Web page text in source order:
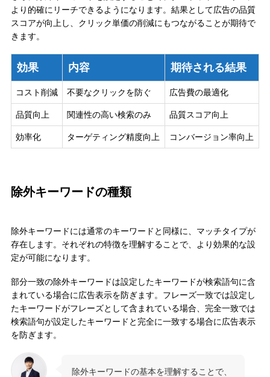
より的確にリーチできるようになります。結果として広告の品質
スコアが向上し、クリック単価の削減にもつながることが期待で
きます。
効果 内容 期待される結果
コスト削減 不要なクリックを防ぐ 広告費の最適化
品質向上 関連性の高い検索のみ 品質スコア向上
効率化 ターゲティング精度向上 コンバージョン率向上
除外キーワードの種類
除外キーワードには通常のキーワードと同様に、マッチタイプが
存在します。それぞれの特徴を理解することで、より効果的な設
定が可能になります。
部分一致の除外キーワードは設定したキーワードが検索語句に含
まれている場合に広告表示を防ぎます。フレーズ一致では設定し
たキーワードがフレーズとして含まれている場合、完全一致では
検索語句が設定したキーワードと完全に一致する場合に広告表示
を防ぎます。
除外キーワードの基本を理解することで、